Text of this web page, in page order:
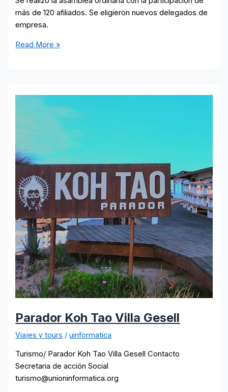
más de 120 afiliados. Se eligieron nuevos delegados de
empresa.
Asamblea
elección
delegados
Read More »
Parador Koh Tao Villa Gesell
Viajes y tours /uinformatica
Turismo/ Parador Koh Tao Villa Gesell Contacto
Secretaria de acción Social
turismo@unioninformatica.org